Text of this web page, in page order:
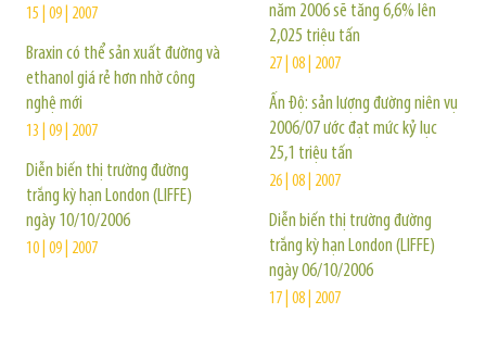
15 | 09 | 2007
Braxin có thể sản xuất đường và
ethanol giá rẻ hơn nhờ công
nghệ mới
13 | 09 | 2007
Diễn biến thị trường đường
trắng kỳ hạn London (LIFFE)
ngày 10/10/2006
10 | 09 | 2007
năm 2006 sẽ tăng 6,6% lên
2,025 triệu tấn
27 | 08 | 2007
Ấn Độ: sản lượng đường niên vụ
2006/07 ước đạt mức kỷ lục
25,1 triệu tấn
26 | 08 | 2007
Diễn biến thị trường đường
trắng kỳ hạn London (LIFFE)
ngày 06/10/2006
17 | 08 | 2007